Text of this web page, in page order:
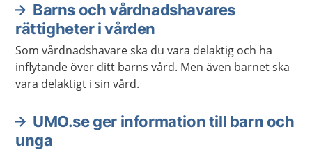
Barns och vårdnadshavares
rättigheter i vården
Som vårdnadshavare ska du vara delaktig och ha
inflytande över ditt barns vård. Men även barnet ska
vara delaktigt i sin vård.
UMO.se ger information till barn och
unga